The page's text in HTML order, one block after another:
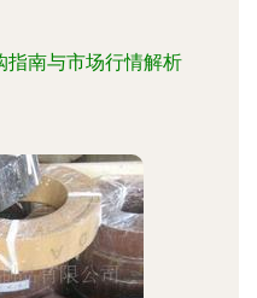
指南与市场行情解析